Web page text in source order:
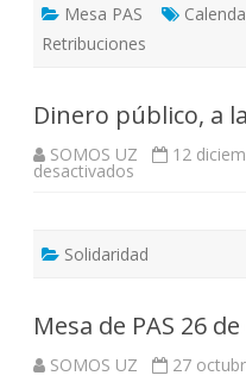
Mesa PAS
Retribuciones
Dinero público, a
SOMOS UZ 12
desactivados
pública
Solidaridad
Mesa de PAS 26
SOMOS UZ 27